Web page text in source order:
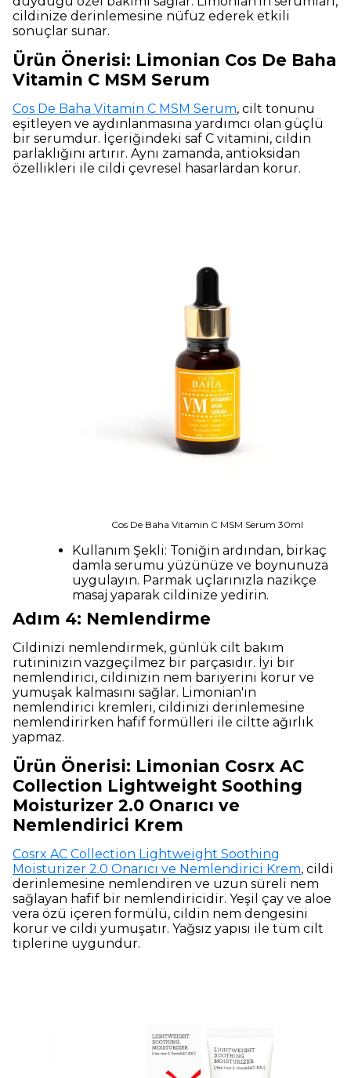
cildinize derinlemesine nüfuz ederek etkili
sonuçlar sunar.
Ürün Önerisi: Limonian Cos De Baha
Vitamin C MSM Serum
Cos De Baha Vitamin C MSM Serum, cilt tonunu
eşitleyen ve aydınlanmasına yardımcı olan güçlü
bir serumdur. İçeriğindeki saf C vitamini, cildin
parlaklığını artırır. Aynı zamanda, antioksidan
özellikleri ile cildi çevresel hasarlardan korur.
Cos De Baha Vitamin C MSM Serum 30ml
Kullanım Şekli: Toniğin ardından, birkaç
damla serumu yüzünüze ve boynunuza
uygulayın. Parmak uçlarınızla nazikçe
masaj yaparak cildinize yedirin.
Adım 4: Nemlendirme
Cildinizi nemlendirmek, günlük cilt bakım
rutininizin vazgeçilmez bir parçasıdır. İyi bir
nemlendirici, cildinizin nem bariyerini korur ve
yumuşak kalmasını sağlar. Limonian'ın
nemlendirici kremleri, cildinizi derinlemesine
nemlendirirken hafif formülleri ile ciltte ağırlık
yapmaz.
Ürün Önerisi: Limonian Cosrx AC
Collection Lightweight Soothing
Moisturizer 2.0 Onarıcı ve
Nemlendirici Krem
Cosrx AC Collection Lightweight Soothing
Moisturizer 2.0 Onarıcı ve Nemlendirici Krem, cildi
derinlemesine nemlendiren ve uzun süreli nem
sağlayan hafif bir nemlendiricidir. Yeşil çay ve aloe
vera özü içeren formülü, cildin nem dengesini
korur ve cildi yumuşatır. Yağsız yapısı ile tüm cilt
tiplerine uygundur.